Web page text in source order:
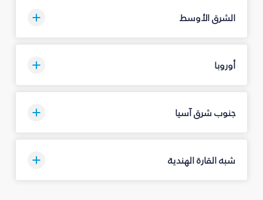
الشرق الأوسط
أوروبا
جنوب شرق آسيا
شبه القارة الهندية